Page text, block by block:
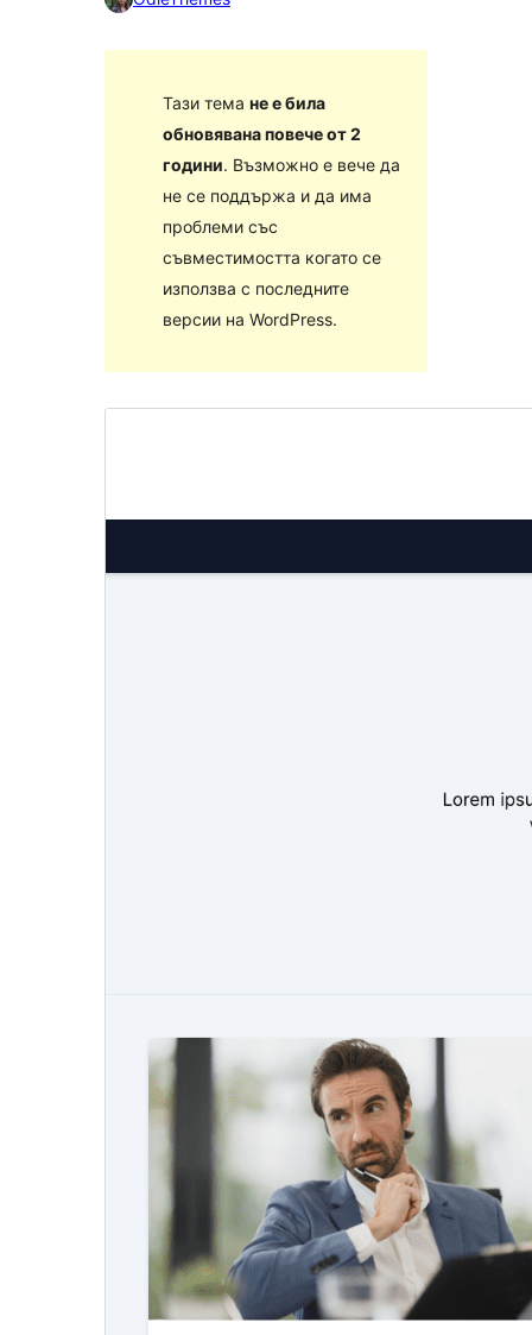
Тази тема не е била
обновявана повече от 2
години. Възможно е вече да
не се поддържа и да има
проблеми със
съвместимостта когато се
използва с последните
версии на WordPress.